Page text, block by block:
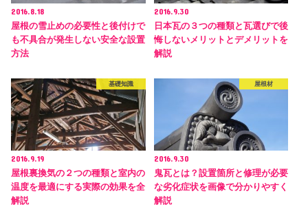
2016.8.18
屋根の雪止めの必要性と後付けで
も不具合が発生しない安全な設置
方法
2016.9.30
日本瓦の３つの種類と瓦選びで後
悔しないメリットとデメリットを
解説
基礎知識
2016.9.19
屋根裏換気の２つの種類と室内の
温度を最適にする実際の効果を全
解説
屋根材
2016.9.30
鬼瓦とは？設置箇所と修理が必要
な劣化症状を画像で分かりやすく
解説